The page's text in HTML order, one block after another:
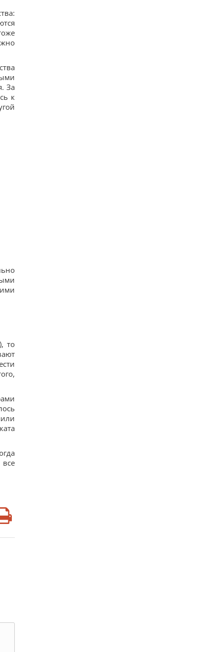
За
к
то